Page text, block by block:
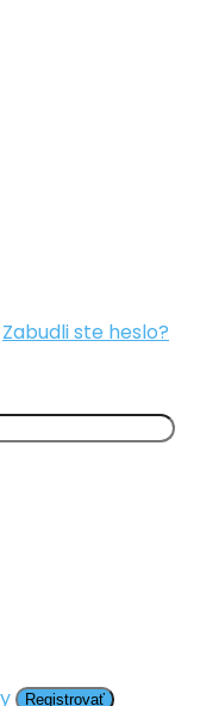
Zabudli ste heslo?
Registrovať